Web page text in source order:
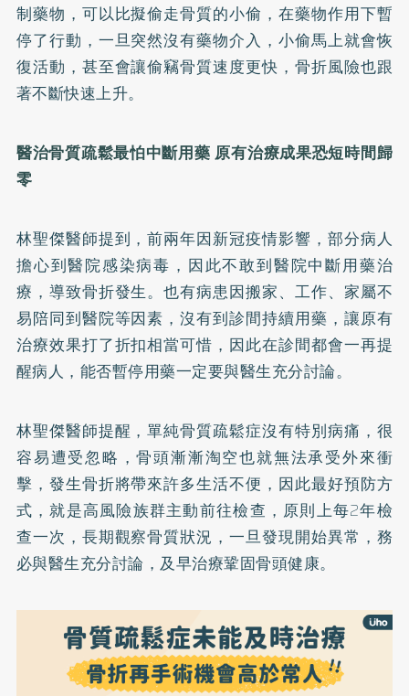
制藥物，可以比擬偷走骨質的小偷，在藥物作用下暫
停了行動，一旦突然沒有藥物介入，小偷馬上就會恢
復活動，甚至會讓偷竊骨質速度更快，骨折風險也跟
著不斷快速上升。
醫治骨質疏鬆最怕中斷用藥 原有治療成果恐短時間歸
零
林聖傑醫師提到，前兩年因新冠疫情影響，部分病人
擔心到醫院感染病毒，因此不敢到醫院中斷用藥治
療，導致骨折發生。也有病患因搬家、工作、家屬不
易陪同到醫院等因素，沒有到診間持續用藥，讓原有
治療效果打了折扣相當可惜，因此在診間都會一再提
醒病人，能否暫停用藥一定要與醫生充分討論。
林聖傑醫師提醒，單純骨質疏鬆症沒有特別病痛，很
容易遭受忽略，骨頭漸漸淘空也就無法承受外來衝
擊，發生骨折將帶來許多生活不便，因此最好預防方
式，就是高風險族群主動前往檢查，原則上每2年檢
查一次，長期觀察骨質狀況，一旦發現開始異常，務
必與醫生充分討論，及早治療鞏固骨頭健康。